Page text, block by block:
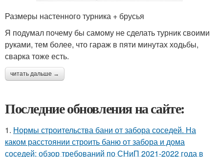
Размеры настенного турника + брусья
Я подумал почему бы самому не сделать турник своими
руками, тем более, что гараж в пяти минутах ходьбы,
сварка тоже есть.
читать дальше →
Последние обновления на сайте:
1. Нормы строительства бани от забора соседей. На
каком расстоянии строить баню от забора и дома
соседей: обзор требований по СНиП 2021-2022 года в